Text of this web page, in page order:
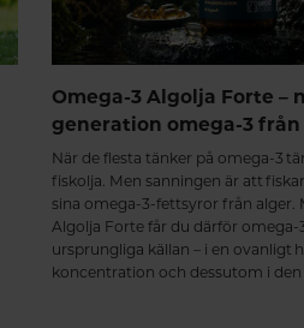
Omega-3 Algolja Forte –
generation omega-3
När de flesta tänker på omega-3
fiskolja. Men sanningen är att
sina omega-3-fettsyror från alger.
Algolja Forte får du därför omega-
ursprungliga källan – i en ovanligt
koncentration och dessutom i